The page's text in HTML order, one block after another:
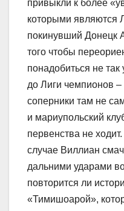
привыкли к более
которыми являются
покинувший Донецк
того чтобы
понадобиться не
до Лиги чемпионов –
соперники там не
и мариупольский
первенства не
случае Виллиан
дальними ударами
повторится ли
«Тимишоарой»,